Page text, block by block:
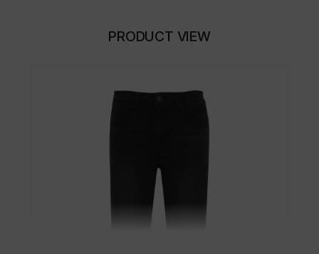
PRODUCT VIEW